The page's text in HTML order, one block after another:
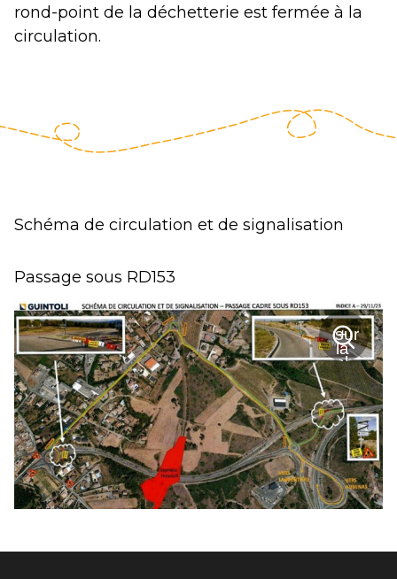
rond-point de la déchetterie est fermée à la
circulation.
Schéma de circulation et de signalisation
Passage sous RD153
Zoom
+
sur
la
photo